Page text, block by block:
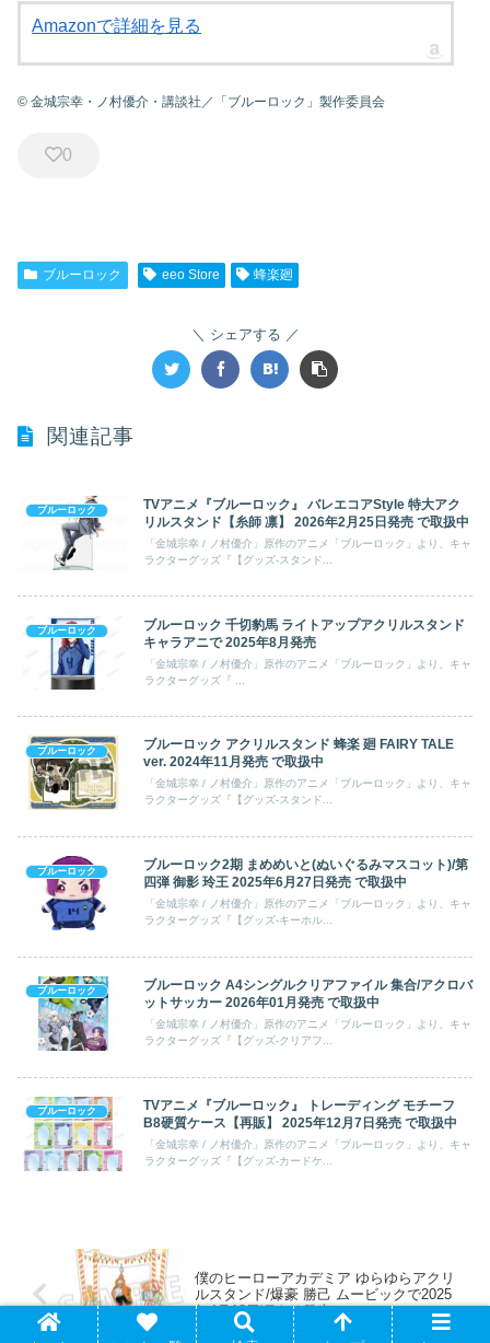
Amazonで詳細を見る
© 金城宗幸・ノ村優介・講談社／「ブルーロック」製作委員会
0
ブルーロック eeo Store 蜂楽廻
シェアする
関連記事
ブルーロック
TVアニメ『ブルーロック』 バレエコアStyle 特大アク
リルスタンド【糸師 凛】 2026年2月25日発売 で取扱中
「金城宗幸 / ノ村優介」原作のアニメ「ブルーロック」より、キャ
ラクターグッズ『【グッズ-スタンド...
ブルーロック
ブルーロック 千切豹馬 ライトアップアクリルスタンド
キャラアニで 2025年8月発売
「金城宗幸 / ノ村優介」原作のアニメ「ブルーロック」より、キャ
ブルーロック
ブルーロック アクリルスタンド 蜂楽 廻 FAIRY TALE
ver. 2024年11月発売 で取扱中
「金城宗幸 / ノ村優介」原作のアニメ「ブルーロック」より、キャ
ラクターグッズ『【グッズ-スタンド...
ブルーロック
ブルーロック2期 まめめいと(ぬいぐるみマスコット)/第
四弾 御影 玲王 2025年6月27日発売 で取扱中
「金城宗幸 / ノ村優介」原作のアニメ「ブルーロック」より、キャ
ラクターグッズ『【グッズ-キーホル...
ブルーロック
ブルーロック A4シングルクリアファイル 集合/アクロバ
ットサッカー 2026年01月発売 で取扱中
「金城宗幸 / ノ村優介」原作のアニメ「ブルーロック」より、キャ
ラクターグッズ『【グッズ-クリアフ...
ブルーロック
TVアニメ『ブルーロック』 トレーディング モチーフ
B8硬質ケース【再販】 2025年12月7日発売 で取扱中
「金城宗幸 / ノ村優介」原作のアニメ「ブルーロック」より、キャ
ラクターグッズ『【グッズ-カードケ...
僕のヒーローアカデミア ゆらゆらアクリ
ルスタンド/爆豪 勝己 ムービックで2025
年4月18日頃より発売